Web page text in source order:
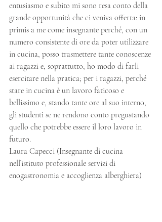
entusiasmo e subito mi sono resa conto della
grande opportunità che ci veniva offerta: in
primis a me come insegnante perché, con un
numero consistente di ore da poter utilizzare
in cucina, posso trasmettere tante conoscenze
ai ragazzi e, soprattutto, ho modo di farli
esercitare nella pratica; per i ragazzi, perché
stare in cucina è un lavoro faticoso e
bellissimo e, stando tante ore al suo interno,
gli studenti se ne rendono conto pregustando
quello che potrebbe essere il loro lavoro in
futuro.
Laura Capecci (Insegnante di cucina
nell’istituto professionale servizi di
enogastronomia e accoglienza alberghiera)